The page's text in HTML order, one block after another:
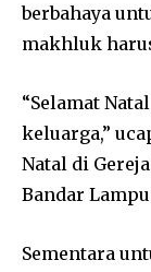
berbahaya
makhluk
“Selamat
keluarga,”
Natal di
Bandar
Sementara